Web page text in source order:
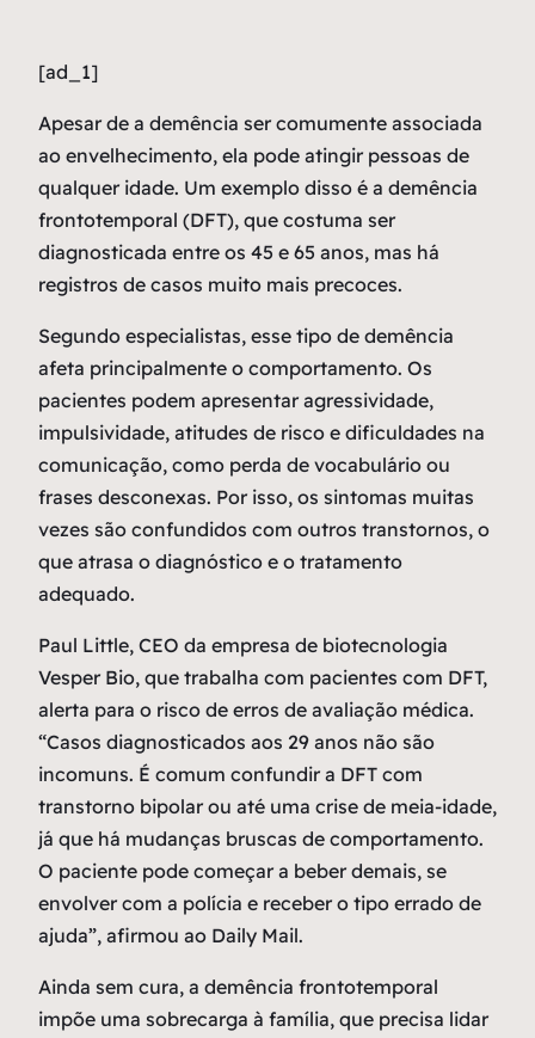
[ad_1]
Apesar de a demência ser comumente associada
ao envelhecimento, ela pode atingir pessoas de
qualquer idade. Um exemplo disso é a demência
frontotemporal (DFT), que costuma ser
diagnosticada entre os 45 e 65 anos, mas há
registros de casos muito mais precoces.
Segundo especialistas, esse tipo de demência
afeta principalmente o comportamento. Os
pacientes podem apresentar agressividade,
impulsividade, atitudes de risco e dificuldades na
comunicação, como perda de vocabulário ou
frases desconexas. Por isso, os sintomas muitas
vezes são confundidos com outros transtornos, o
que atrasa o diagnóstico e o tratamento
adequado.
Paul Little, CEO da empresa de biotecnologia
Vesper Bio, que trabalha com pacientes com DFT,
alerta para o risco de erros de avaliação médica.
“Casos diagnosticados aos 29 anos não são
incomuns. É comum confundir a DFT com
transtorno bipolar ou até uma crise de meia-idade,
já que há mudanças bruscas de comportamento.
O paciente pode começar a beber demais, se
envolver com a polícia e receber o tipo errado de
ajuda”, afirmou ao Daily Mail.
Ainda sem cura, a demência frontotemporal
impõe uma sobrecarga à família, que precisa lidar